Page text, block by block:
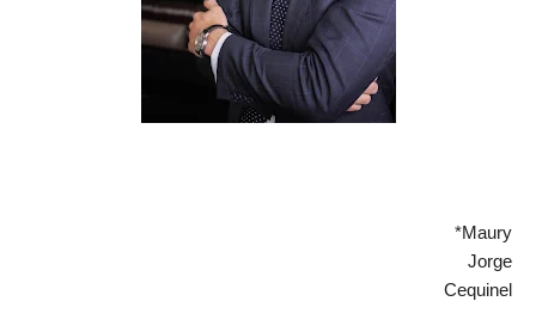
*Maury
Jorge
Cequinel